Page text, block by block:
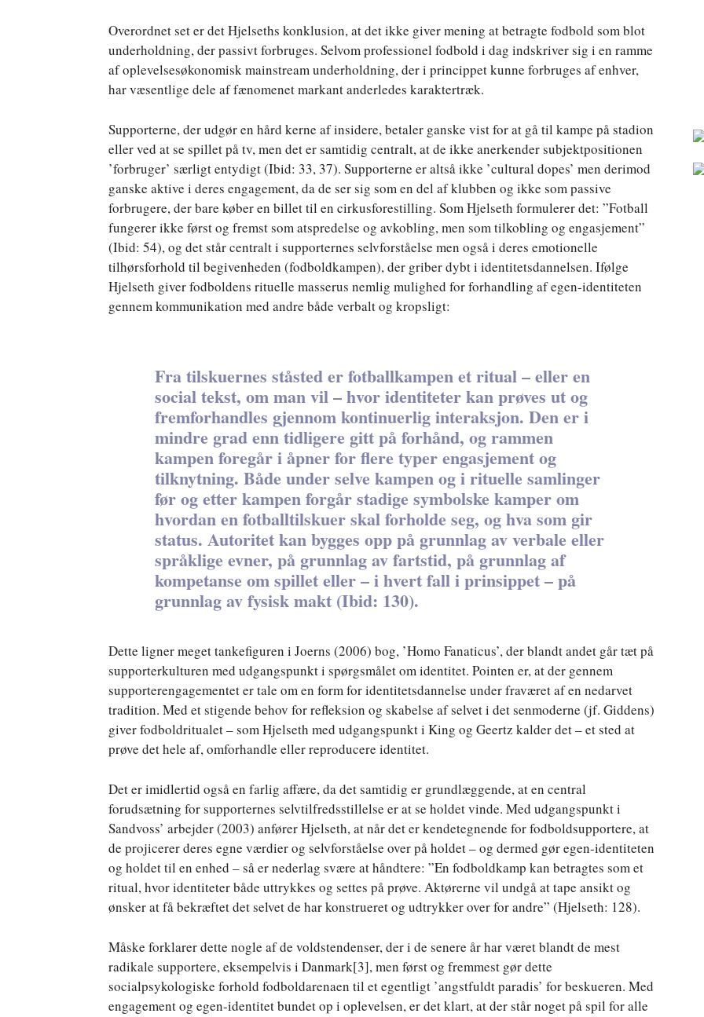
Overordnet set er det Hjelseths konklusion, at det ikke giver mening at betragte fodbold som blot
underholdning, der passivt forbruges. Selvom professionel fodbold i dag indskriver sig i en ramme
af oplevelsesøkonomisk mainstream underholdning, der i princippet kunne forbruges af enhver,
har væsentlige dele af fænomenet markant anderledes karaktertræk.
Supporterne, der udgør en hård kerne af insidere, betaler ganske vist for at gå til kampe på stadion
eller ved at se spillet på tv, men det er samtidig centralt, at de ikke anerkender subjektpositionen
’forbruger’ særligt entydigt (Ibid: 33, 37). Supporterne er altså ikke ’cultural dopes’ men derimod
ganske aktive i deres engagement, da de ser sig som en del af klubben og ikke som passive
forbrugere, der bare køber en billet til en cirkusforestilling. Som Hjelseth formulerer det: ”Fotball
fungerer ikke først og fremst som atspredelse og avkobling, men som tilkobling og engasjement”
(Ibid: 54), og det står centralt i supporternes selvforståelse men også i deres emotionelle
tilhørsforhold til begivenheden (fodboldkampen), der griber dybt i identitetsdannelsen. Ifølge
Hjelseth giver fodboldens rituelle masserus nemlig mulighed for forhandling af egen-identiteten
gennem kommunikation med andre både verbalt og kropsligt:
Fra tilskuernes ståsted er fotballkampen et ritual – eller en
social tekst, om man vil – hvor identiteter kan prøves ut og
fremforhandles gjennom kontinuerlig interaksjon. Den er i
mindre grad enn tidligere gitt på forhånd, og rammen
kampen foregår i åpner for flere typer engasjement og
tilknytning. Både under selve kampen og i rituelle samlinger
før og etter kampen forgår stadige symbolske kamper om
hvordan en fotballtilskuer skal forholde seg, og hva som gir
status. Autoritet kan bygges opp på grunnlag av verbale eller
språklige evner, på grunnlag av fartstid, på grunnlag af
kompetanse om spillet eller – i hvert fall i prinsippet – på
grunnlag av fysisk makt (Ibid: 130).
Dette ligner meget tankefiguren i Joerns (2006) bog, ’Homo Fanaticus’, der blandt andet går tæt på
supporterkulturen med udgangspunkt i spørgsmålet om identitet. Pointen er, at der gennem
supporterengagementet er tale om en form for identitetsdannelse under fraværet af en nedarvet
tradition. Med et stigende behov for refleksion og skabelse af selvet i det senmoderne (jf. Giddens)
giver fodboldritualet – som Hjelseth med udgangspunkt i King og Geertz kalder det – et sted at
prøve det hele af, omforhandle eller reproducere identitet.
Det er imidlertid også en farlig affære, da det samtidig er grundlæggende, at en central
forudsætning for supporternes selvtilfredsstillelse er at se holdet vinde. Med udgangspunkt i
Sandvoss’ arbejder (2003) anfører Hjelseth, at når det er kendetegnende for fodboldsupportere, at
de projicerer deres egne værdier og selvforståelse over på holdet – og dermed gør egen-identiteten
og holdet til en enhed – så er nederlag svære at håndtere: ”En fodboldkamp kan betragtes som et
ritual, hvor identiteter både uttrykkes og settes på prøve. Aktørerne vil undgå at tape ansikt og
ønsker at få bekræftet det selvet de har konstrueret og udtrykker over for andre” (Hjelseth: 128).
Måske forklarer dette nogle af de voldstendenser, der i de senere år har været blandt de mest
radikale supportere, eksempelvis i Danmark[3], men først og fremmest gør dette
socialpsykologiske forhold fodboldarenaen til et egentligt ’angstfuldt paradis’ for beskueren. Med
engagement og egen-identitet bundet op i oplevelsen, er det klart, at der står noget på spil for alle